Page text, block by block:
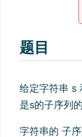
题目
给定字符串
是s的子序列
字符串的 子